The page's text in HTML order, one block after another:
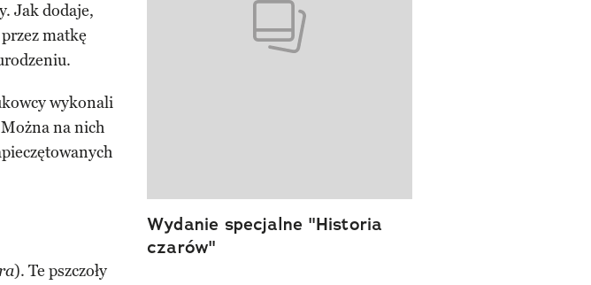
Jak dodaje,
matkę
wykonali
na nich
). Te pszczoły
Wydanie specjalne "Historia
czarów"